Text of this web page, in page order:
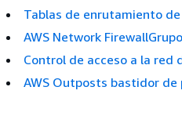
Tablas de enrutamiento
AWS Network
Control de acceso a la red
AWS Outposts bastidor